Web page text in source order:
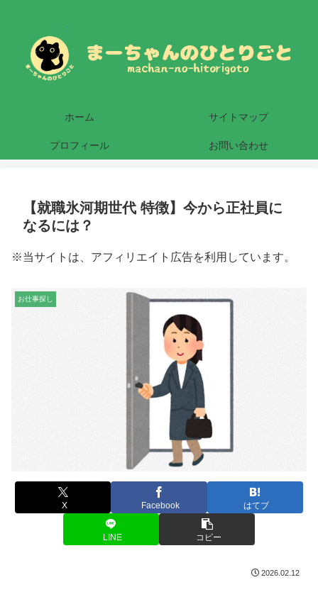
ホーム サイトマップ
プロフィール お問い合わせ
【就職氷河期世代 特徴】今から正社員に
なるには？
※当サイトは、アフィリエイト広告を利用しています。
お仕事探し
X Facebook はてブ
LINE コピー
2026.02.12